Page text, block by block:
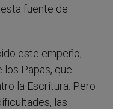
fuente de
este empeño,
los Papas, que
la Escritura. Pero
las